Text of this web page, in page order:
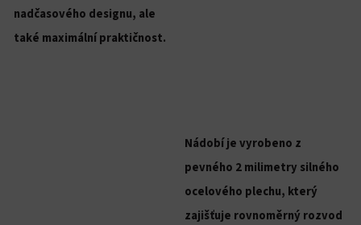
nadčasového designu, ale
také maximální praktičnost.
Nádobí je vyrobeno z
pevného 2 milimetry silného
ocelového plechu, který
zajišťuje rovnoměrný rozvod